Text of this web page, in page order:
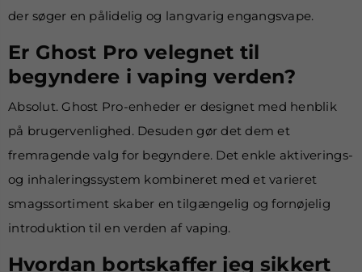
der søger en pålidelig og langvarig engangsvape.
Er Ghost Pro velegnet til
begyndere i vaping verden?
Absolut. Ghost Pro-enheder er designet med henblik
på brugervenlighed. Desuden gør det dem et
fremragende valg for begyndere. Det enkle aktiverings-
og inhaleringssystem kombineret med et varieret
smagssortiment skaber en tilgængelig og fornøjelig
introduktion til en verden af vaping.
Hvordan bortskaffer jeg sikkert